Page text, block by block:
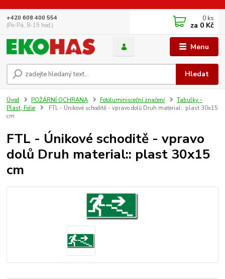
Menu
Hledat
+420 608 400 554
(Po-Pá, 8-15 hod.)
0 ks
za 0 Kč
Úvod POŽÁRNÍ OCHRANA Fotoluminisceční značení
Tabulky -
Plast, Folie
FTL - Únikové schoditě - vpravo dolů Druh material:: plast 30x15
cm
FTL - Únikové schoditě - vpravo
dolů Druh material:: plast 30x15
cm